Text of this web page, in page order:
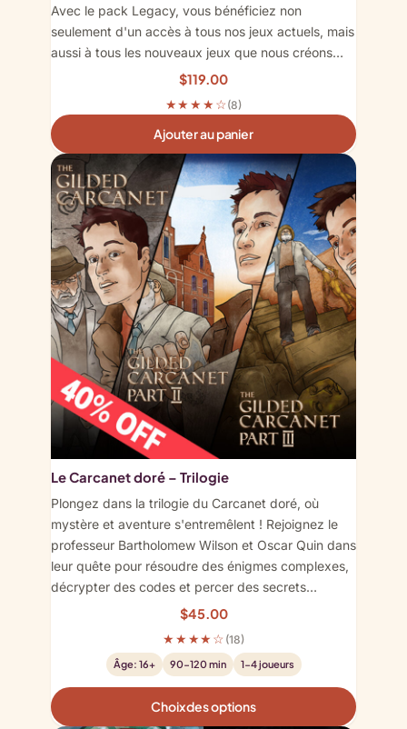
Avec le pack Legacy, vous bénéficiez non
seulement d'un accès à tous nos jeux actuels, mais
aussi à tous les nouveaux jeux que nous créons…
$119.00
★★★★☆ (8)
Ajouter au panier
Le Carcanet doré – Trilogie
Plongez dans la trilogie du Carcanet doré, où
mystère et aventure s'entremêlent ! Rejoignez le
professeur Bartholomew Wilson et Oscar Quin dans
leur quête pour résoudre des énigmes complexes,
décrypter des codes et percer des secrets…
$45.00
★★★★☆ (18)
Âge: 16+ 90-120 min 1-4 joueurs
Choix des options